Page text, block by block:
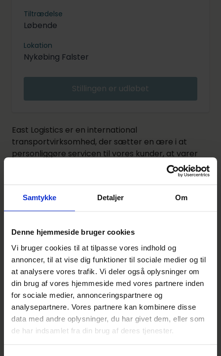
Samtykke Detaljer Om
Denne hjemmeside bruger cookies
Vi bruger cookies til at tilpasse vores indhold og
annoncer, til at vise dig funktioner til sociale medier og til
at analysere vores trafik. Vi deler også oplysninger om
din brug af vores hjemmeside med vores partnere inden
for sociale medier, annonceringspartnere og
analysepartnere. Vores partnere kan kombinere disse
data med andre oplysninger, du har givet dem, eller som
de har indsamlet fra din brug af deres tjenester.
Tiltrædelse
Løbende
Lokation
Nykøbing Falster
Stillingen er udløbet
East Logistics er en international
transportvirksomhed, der sætter en ære i at
personliggøre servicen til vores kunder, at varer
leveres rettidigt, og at vi overholder vores aftaler.
En aftale er en aftale. Det er denne grundholdning,
Lignende annoncer
Scanpartners International søger
speditørelev
Scanpartners International A/S
Kastrup Indrykket 35 dage siden
Denne
annonce er
udløbet